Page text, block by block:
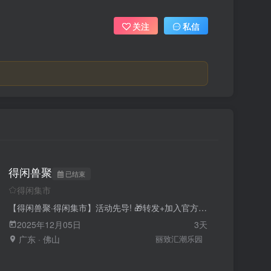
关注 私信
得闲兽聚 已结束
得闲集市
【得闲兽聚·得闲集市】活动先导! 🎁转发+加入官方交流群即可抽取两份【得闲集市】普通通行证🎟 🔥颠覆传统玩法，打造开放式福瑞街区新体验！ 🎉 新潮玩法，边玩边打卡，近4000㎡超大场地，等你来解锁！ ✨【摊位申请现已全面开放】——欢迎各路小伙伴前来开摊，把你的创意与灵感带进集市！ 🍵 【得闲官方摊位 •Hifurry限时亮相】——来就送好茶！边品茶边逛展，更有专属福利等你拿！ 🎶【得闲集市 - 随机舞蹈歌曲申请】——把你最想跳的曲子交给我们，一起点燃舞池! 🙌【得闲集市 - 官方Staff申请表】——快来成为得闲集市的一份子，让得闲因你而更精彩！ 📝申请表路径：打开得闲兽聚小程序--点击申请表单 ⏰2025年12月6日，得闲来袭！尽情期待！ 烟火入街巷，得闲正当集～ 我们不见不散～ ---------- 官方交流群：935159996 微信公众号：得闲兽聚 官方网站：www.yumcha-festival.com 小红书：得闲兽聚 Bilibili：得闲兽聚 新浪微博：得闲兽聚 客服邮箱：beatleisure@outlook.com
2025年12月05日
3天
广东 · 佛山
丽致汇潮乐园